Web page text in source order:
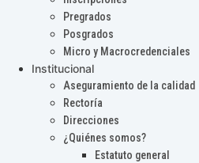
Pregrados
Posgrados
Micro y Macrocredenciales
Institucional
Aseguramiento de la calidad
Rectoría
Direcciones
¿Quiénes somos?
Estatuto general